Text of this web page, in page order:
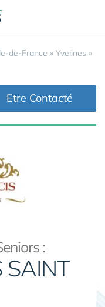
de-France » Yvelines »
Etre Contacté
:
SAINT